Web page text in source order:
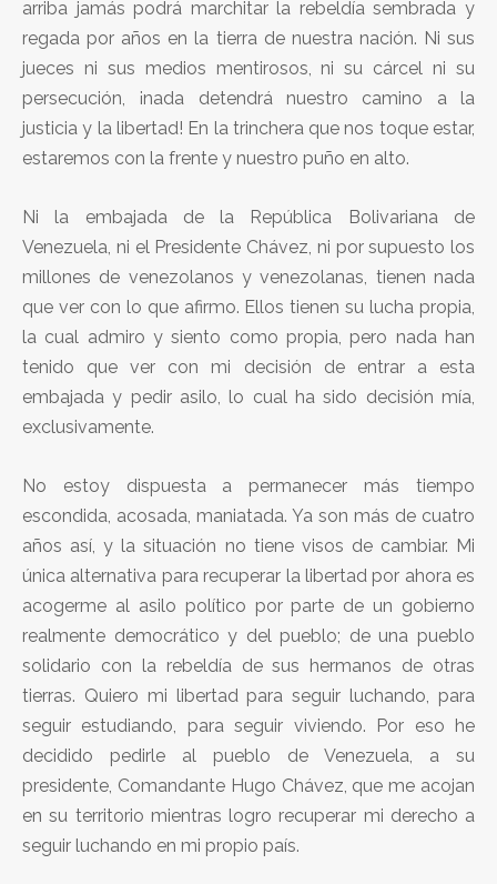
arriba jamás podrá marchitar la rebeldía sembrada y
regada por años en la tierra de nuestra nación. Ni sus
jueces ni sus medios mentirosos, ni su cárcel ni su
persecución, ¡nada detendrá nuestro camino a la
justicia y la libertad! En la trinchera que nos toque estar,
estaremos con la frente y nuestro puño en alto.
Ni la embajada de la República Bolivariana de
Venezuela, ni el Presidente Chávez, ni por supuesto los
millones de venezolanos y venezolanas, tienen nada
que ver con lo que afirmo. Ellos tienen su lucha propia,
la cual admiro y siento como propia, pero nada han
tenido que ver con mi decisión de entrar a esta
embajada y pedir asilo, lo cual ha sido decisión mía,
exclusivamente.
No estoy dispuesta a permanecer más tiempo
escondida, acosada, maniatada. Ya son más de cuatro
años así, y la situación no tiene visos de cambiar. Mi
única alternativa para recuperar la libertad por ahora es
acogerme al asilo político por parte de un gobierno
realmente democrático y del pueblo; de una pueblo
solidario con la rebeldía de sus hermanos de otras
tierras. Quiero mi libertad para seguir luchando, para
seguir estudiando, para seguir viviendo. Por eso he
decidido pedirle al pueblo de Venezuela, a su
presidente, Comandante Hugo Chávez, que me acojan
en su territorio mientras logro recuperar mi derecho a
seguir luchando en mi propio país.